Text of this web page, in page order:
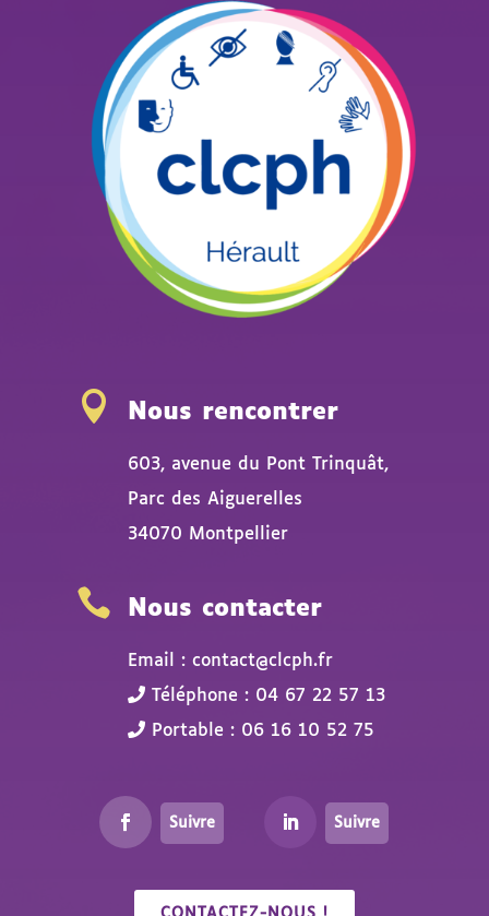
 Nous rencontrer
603, avenue du Pont Trinquât,
Parc des Aiguerelles
34070 Montpellier
 Nous contacter
Email : contact@clcph.fr
Téléphone : 04 67 22 57 13
Portable : 06 16 10 52 75
Suivre Suivre